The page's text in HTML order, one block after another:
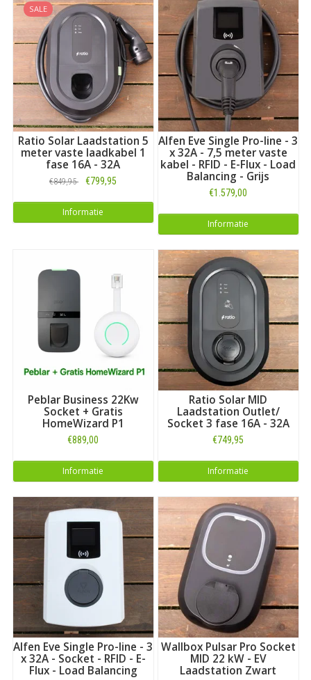
SALE
Ratio Solar Laadstation 5
meter vaste laadkabel 1
fase 16A - 32A
€849,95 €799,95
Informatie
Alfen Eve Single Pro-line - 3
x 32A - 7,5 meter vaste
kabel - RFID - E-Flux - Load
Balancing - Grijs
€1.579,00
Informatie
Peblar Business 22Kw
Socket + Gratis
HomeWizard P1
€889,00
Informatie
Ratio Solar MID
Laadstation Outlet/
Socket 3 fase 16A - 32A
€749,95
Informatie
Alfen Eve Single Pro-line - 3
x 32A - Socket - RFID - E-
Flux - Load Balancing
Wallbox Pulsar Pro Socket
MID 22 kW - EV
Laadstation Zwart